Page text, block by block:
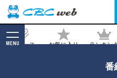
ニュース お気に入り ランキン
MENU
番